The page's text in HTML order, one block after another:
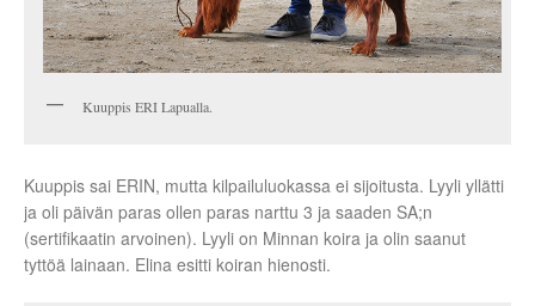
Kuuppis ERI Lapualla.
Kuuppis sai ERIN, mutta kilpailuluokassa ei sijoitusta. Lyyli yllätti
ja oli päivän paras ollen paras narttu 3 ja saaden SA;n
(sertifikaatin arvoinen). Lyyli on Minnan koira ja olin saanut
tyttöä lainaan. Elina esitti koiran hienosti.